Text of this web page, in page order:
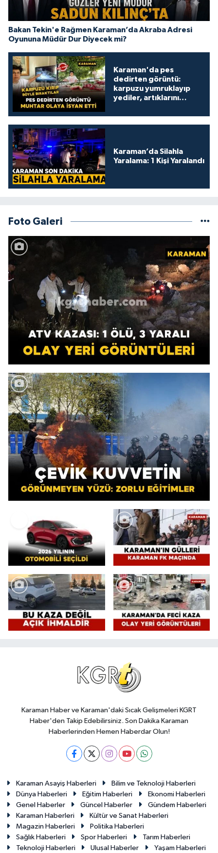
Bakan Tekin'e Rağmen Karaman’da Akraba Adresi
Oyununa Müdür Dur Diyecek mi?
Karaman'da pes
dedirten görüntü:
karpuzu yumruklayıp
yediler, artıklarını
Karaman’da Silahla
Yaralama: 1 Kişi Yaralandı
Foto Galeri
Karaman Haber ve Karaman'daki Sıcak Gelişmeleri KGRT
Haber'den Takip Edebilirsiniz. Son Dakika Karaman
Haberlerinden Hemen Haberdar Olun!
Karaman Asayiş Haberleri
Bilim ve Teknoloji Haberleri
Dünya Haberleri
Eğitim Haberleri
Ekonomi Haberleri
Genel Haberler
Güncel Haberler
Gündem Haberleri
Karaman Haberleri
Kültür ve Sanat Haberleri
Magazin Haberleri
Politika Haberleri
Sağlık Haberleri
Spor Haberleri
Tarım Haberleri
Teknoloji Haberleri
Ulusal Haberler Yaşam Haberleri